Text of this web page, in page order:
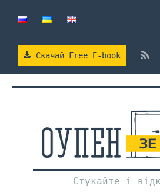
Cкачай Free E-book
Стукайте і